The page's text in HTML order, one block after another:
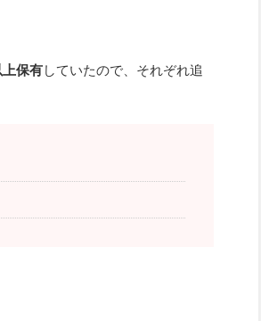
保有していたので、それぞれ追